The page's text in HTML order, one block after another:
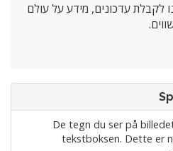
לקבלת עדכונים, מידע על עולם
De tegn du ser på
tekstboksen. Dette er